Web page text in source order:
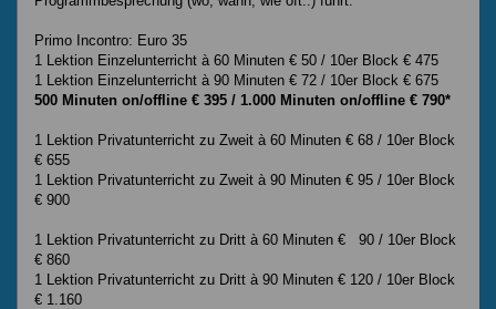
Primo Incontro: Euro 35
1 Lektion Einzelunterricht à 60 Minuten € 50 / 10er Block € 475
1 Lektion Einzelunterricht à 90 Minuten € 72 / 10er Block € 675
500 Minuten on/offline € 395 / 1.000 Minuten on/offline € 790*
1 Lektion Privatunterricht zu Zweit à 60 Minuten € 68 / 10er Block
€ 655
1 Lektion Privatunterricht zu Zweit à 90 Minuten € 95 / 10er Block
€ 900
1 Lektion Privatunterricht zu Dritt à 60 Minuten € 90 / 10er Block
€ 860
1 Lektion Privatunterricht zu Dritt à 90 Minuten € 120 / 10er Block
€ 1.160